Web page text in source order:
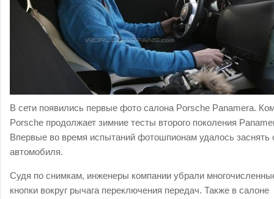
В сети появились первые фото салона Porsche Panamera.
Porsche продолжает зимние тесты второго поколения
Впервые во время испытаний фотошпионам удалось заснять
автомобиля.
Судя по снимкам, инженеры компании убрали
кнопки вокруг рычага переключения передач. Также в салоне